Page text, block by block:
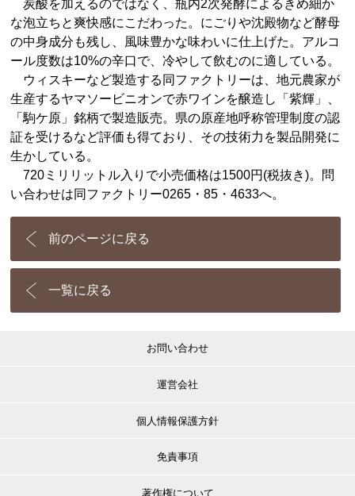
炭酸を加えるのではなく、瓶内2次発酵によるきめ細か
な泡立ちと爽快感にこだわった。にごりや沈殿物など酵母
の中身成分も残し、風味豊かな味わいに仕上げた。アルコ
ール度数は10%の辛口で、冷やして飲むのに適している。
ウィスキーなど製造する同ファクトリーは、地元農家が
生産するヤマソービニオンで赤ワインを醸造し「紫輝」、
「駒ケ原」銘柄で製造販売。県の原産地呼称管理制度の認
証を受けるなど評価も得ており、その技術力を製品開発に
生かしている。
720ミリリットル入りで小売価格は1500円(税抜き)。問
い合わせは同ファクトリー0265・85・4633へ。
前のページに戻る
一覧に戻る
お問い合わせ
運営会社
個人情報保護方針
免責事項
著作権について